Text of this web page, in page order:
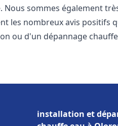
sommes également
les nombreux avis positifs
ou d'un dépannage
installation et